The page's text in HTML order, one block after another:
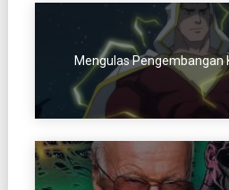
Mengulas Pengembangan